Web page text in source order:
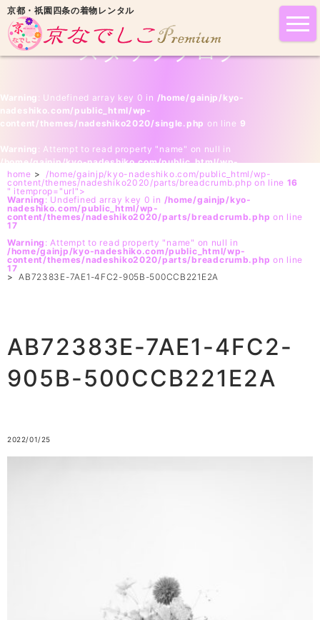
京都・祇園四条の着物レンタル
スタッフブログ
Warning : Undefined array key 0 in /home/gainjp/kyo-
nadeshiko.com/public_html/wp-
content/themes/nadeshiko2020/single.php on line 9
Warning : Attempt to read property "name" on null in
/home/gainjp/kyo-nadeshiko.com/public_html/wp-
content/themes/nadeshiko2020/single.phpon line9
home > /home/gainjp/kyo-nadeshiko.com/public_html/wp-
content/themes/nadeshiko2020/parts/breadcrumb.php on line 16
" itemprop="url">
Warning : Undefined array key 0 in /home/gainjp/kyo-
nadeshiko.com/public_html/wp-
content/themes/nadeshiko2020/parts/breadcrumb.php on line
17
Warning : Attempt to read property "name" on null in
/home/gainjp/kyo-nadeshiko.com/public_html/wp-
content/themes/nadeshiko2020/parts/breadcrumb.php on line
17
>AB72383E-7AE1-4FC2-905B-500CCB221E2A
AB72383E-7AE1-4FC2-
905B-500CCB221E2A
2022/01/25